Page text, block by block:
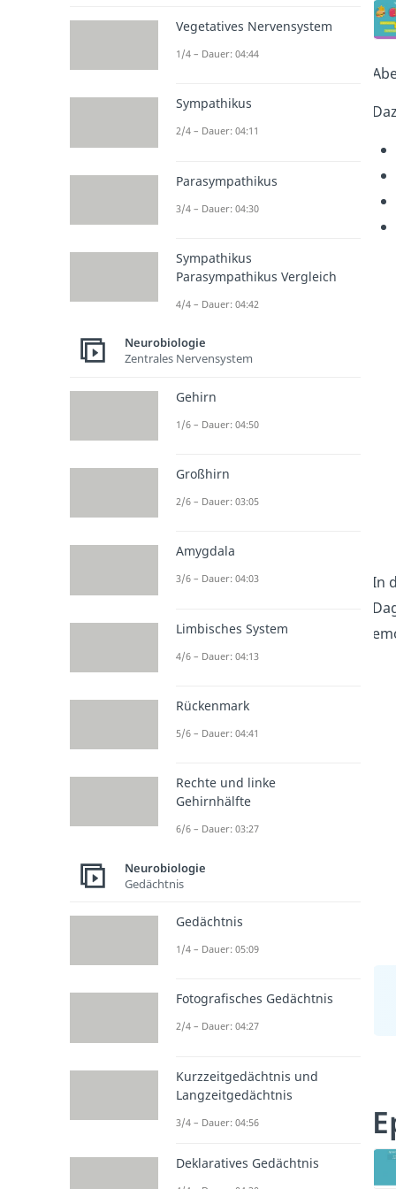
In
Vegetatives Nervensystem
1/4 – Dauer: 04:44
Sympathikus
2/4 – Dauer: 04:11
Parasympathikus
3/4 – Dauer: 04:30
Sympathikus
Parasympathikus Vergleich
4/4 – Dauer: 04:42
Neurobiologie
Zentrales Nervensystem
Gehirn
1/6 – Dauer: 04:50
Großhirn
2/6 – Dauer: 03:05
Amygdala
3/6 – Dauer: 04:03
Limbisches System
4/6 – Dauer: 04:13
Rückenmark
5/6 – Dauer: 04:41
Rechte und linke
Gehirnhälfte
6/6 – Dauer: 03:27
Neurobiologie
Gedächtnis
Gedächtnis
1/4 – Dauer: 05:09
Fotografisches Gedächtnis
2/4 – Dauer: 04:27
Kurzzeitgedächtnis und
Langzeitgedächtnis
3/4 – Dauer: 04:56
Deklaratives Gedächtnis